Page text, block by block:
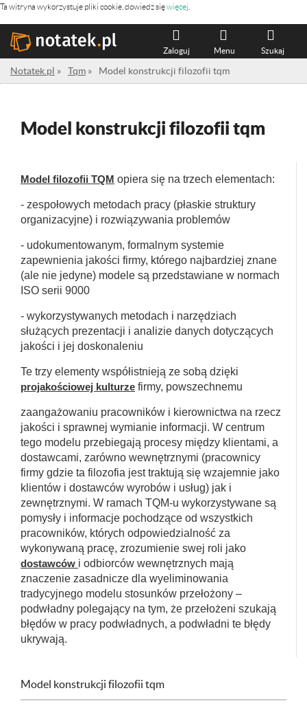
Ta witryna wykorzystuje pliki cookie, dowiedz sięwięcej
Szukaj
Menu
Zaloguj
Notatek.pl » Tqm » Model konstrukcji filozofii tqm
Model konstrukcji filozofii tqm
Model filozofii TQM opiera się na trzech elementach:
- zespołowych metodach pracy (płaskie struktury
organizacyjne) i rozwiązywania problemów
- udokumentowanym, formalnym systemie
zapewnienia jakości firmy, którego najbardziej znane
(ale nie jedyne) modele są przedstawiane w normach
ISO serii 9000
- wykorzystywanych metodach i narzędziach
służących prezentacji i analizie danych dotyczących
jakości i jej doskonaleniu
Te trzy elementy współistnieją ze sobą dzięki
projakościowej kulturze firmy, powszechnemu
zaangażowaniu pracowników i kierownictwa na rzecz
jakości i sprawnej wymianie informacji. W centrum
tego modelu przebiegają procesy między klientami, a
dostawcami, zarówno wewnętrznymi (pracownicy
firmy gdzie ta filozofia jest traktują się wzajemnie jako
klientów i dostawców wyrobów i usług) jak i
zewnętrznymi. W ramach TQM-u wykorzystywane są
pomysły i informacje pochodzące od wszystkich
pracowników, których odpowiedzialność za
wykonywaną pracę, zrozumienie swej roli jako
dostawców i odbiorców wewnętrznych mają
znaczenie zasadnicze dla wyeliminowania
tradycyjnego modelu stosunków przełożony –
podwładny polegający na tym, że przełożeni szukają
błędów w pracy podwładnych, a podwładni te błędy
ukrywają.
Model konstrukcji filozofii tqm